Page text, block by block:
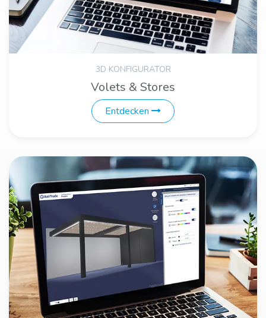
3D KONFIGURATOR
Volets & Stores
Entdecken